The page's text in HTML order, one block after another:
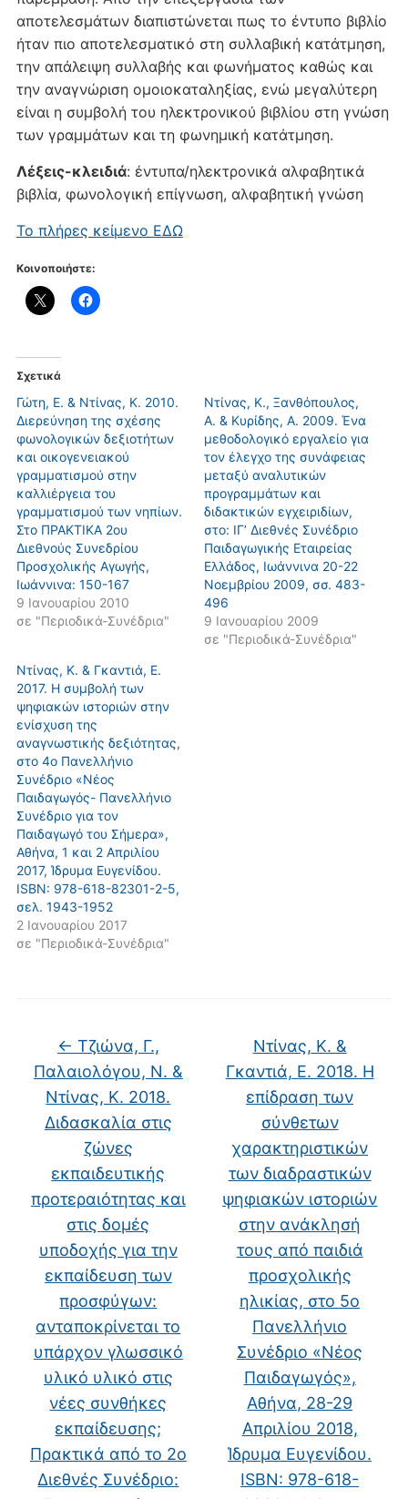
αποτελεσμάτων διαπιστώνεται πως το έντυπο βιβλίο
ήταν πιο αποτελεσματικό στη συλλαβική κατάτμηση,
την απάλειψη συλλαβής και φωνήματος καθώς και
την αναγνώριση ομοιοκαταληξίας, ενώ μεγαλύτερη
είναι η συμβολή του ηλεκτρονικού βιβλίου στη γνώση
των γραμμάτων και τη φωνημική κατάτμηση.
Λέξεις-κλειδιά: έντυπα/ηλεκτρονικά αλφαβητικά
βιβλία, φωνολογική επίγνωση, αλφαβητική γνώση
Το πλήρες κείμενο ΕΔΩ
Κοινοποιήστε:
Σχετικά
Γώτη, Ε. & Ντίνας, Κ. 2010.
Διερεύνηση της σχέσης
φωνολογικών δεξιοτήτων
και οικογενειακού
γραµματισµού στην
καλλιέργεια του
γραµµατισµού των νηπίων.
Στο ΠΡΑΚΤΙΚΑ 2ου
Διεθνούς Συνεδρίου
Προσχολικής Αγωγής,
Ιωάννινα: 150-167
9 Ιανουαρίου 2010
σε "Περιοδικά-Συνέδρια"
Ντίνας, Κ., Ξανθόπουλος,
Α. & Κυρίδης, Α. 2009. Ένα
μεθοδολογικό εργαλείο για
τον έλεγχο της συνάφειας
μεταξύ αναλυτικών
προγραμμάτων και
διδακτικών εγχειριδίων,
στο: ΙΓ’ Διεθνές Συνέδριο
Παιδαγωγικής Εταιρείας
Ελλάδος, Ιωάννινα 20-22
Νοεμβρίου 2009, σσ. 483-
496
9 Ιανουαρίου 2009
σε "Περιοδικά-Συνέδρια"
Ντίνας, Κ. & Γκαντιά, Ε.
2017. Η συμβολή των
ψηφιακών ιστοριών στην
ενίσχυση της
αναγνωστικής δεξιότητας,
στο 4ο Πανελλήνιο
Συνέδριο «Νέος
Παιδαγωγός- Πανελλήνιο
Συνέδριο για τον
Παιδαγωγό του Σήμερα»,
Αθήνα, 1 και 2 Απριλίου
2017, Ίδρυμα Ευγενίδου.
ISBN: 978-618-82301-2-5,
σελ. 1943-1952
2 Ιανουαρίου 2017
σε "Περιοδικά-Συνέδρια"
← Τζιώνα, Γ.,
Παλαιολόγου, Ν. &
Ντίνας, Κ. 2018.
Διδασκαλία στις
ζώνες
εκπαιδευτικής
προτεραιότητας και
στις δομές
υποδοχής για την
εκπαίδευση των
προσφύγων:
ανταποκρίνεται το
υπάρχον γλωσσικό
υλικό υλικό στις
νέες συνθήκες
εκπαίδευσης;
Πρακτικά από το 2o
Διεθνές Συνέδριο:
Ντίνας, Κ. &
Γκαντιά, Ε. 2018. Η
επίδραση των
σύνθετων
χαρακτηριστικών
των διαδραστικών
ψηφιακών ιστοριών
στην ανάκλησή
τους από παιδιά
προσχολικής
ηλικίας, στο 5ο
Πανελλήνιο
Συνέδριο «Νέος
Παιδαγωγός»,
Αθήνα, 28-29
Απριλίου 2018,
Ίδρυμα Ευγενίδου.
ISBN: 978-618-